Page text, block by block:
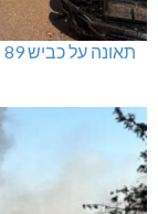
תאונה על כביש 89